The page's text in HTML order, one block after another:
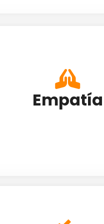
Empatía
comprender los
de las personas,
circunstancias que los